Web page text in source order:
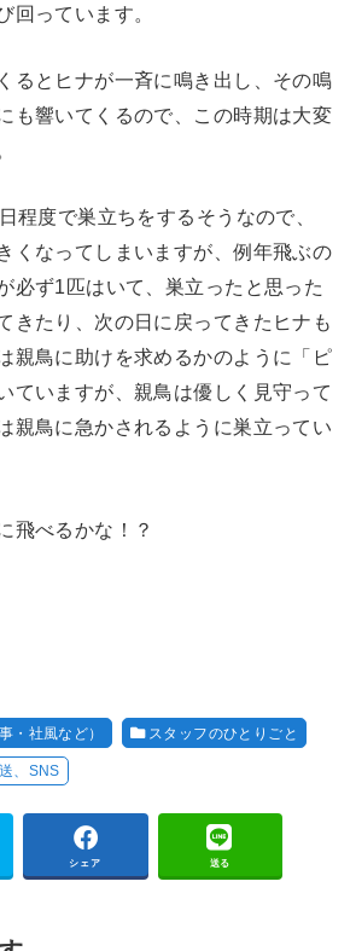
回っています。
るとヒナが一斉に鳴き出し、その鳴
も響いてくるので、この時期は大変
程度で巣立ちをするそうなので、
くなってしまいますが、例年飛ぶの
必ず1匹はいて、巣立ったと思った
きたり、次の日に戻ってきたヒナも
親鳥に助けを求めるかのように「ピ
ていますが、親鳥は優しく見守って
親鳥に急かされるように巣立ってい
飛べるかな！？
・社風など） スタッフのひとりごと
、SNS
シェア 送る